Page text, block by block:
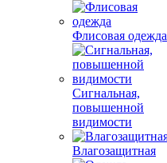
Флисовая одежда
Сигнальная,
повышенной
видимости
Влагозащитная